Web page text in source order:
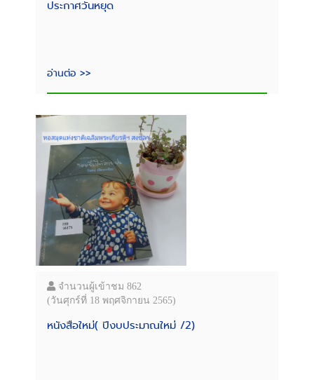
ประกาศวันหยุด
อ่านต่อ >>
จำนวนผู้เข้าชม 862
(วันศุกร์ที่ 18 พฤศจิกายน 2565)
หนังสือใหม่( ปีงบประมาณใหม่ /2)